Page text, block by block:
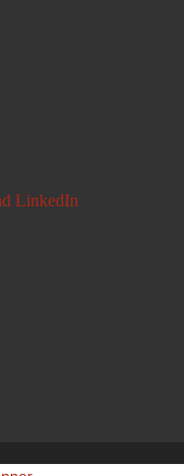
LinkedIn